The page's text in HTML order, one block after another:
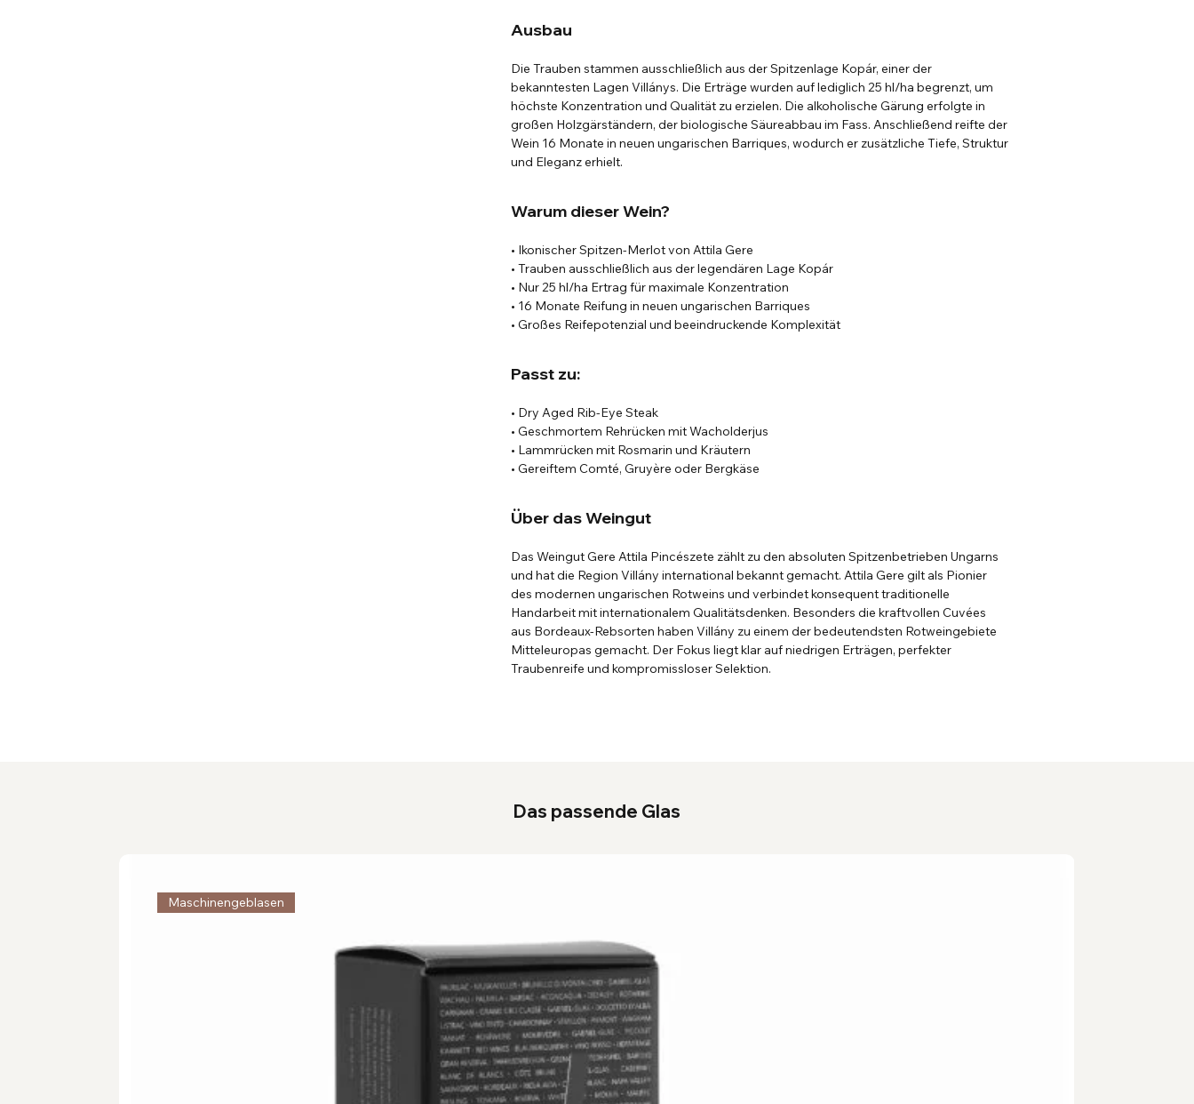
Das passende Glas
Maschinengeblasen
Ausbau
Die Trauben stammen ausschließlich aus der Spitzenlage Kopár, einer der
bekanntesten Lagen Villánys. Die Erträge wurden auf lediglich 25 hl/ha begrenzt, um
höchste Konzentration und Qualität zu erzielen. Die alkoholische Gärung erfolgte in
großen Holzgärständern, der biologische Säureabbau im Fass. Anschließend reifte der
Wein 16 Monate in neuen ungarischen Barriques, wodurch er zusätzliche Tiefe, Struktur
und Eleganz erhielt.
Warum dieser Wein?
• Ikonischer Spitzen-Merlot von Attila Gere
• Trauben ausschließlich aus der legendären Lage Kopár
• Nur 25 hl/ha Ertrag für maximale Konzentration
• 16 Monate Reifung in neuen ungarischen Barriques
• Großes Reifepotenzial und beeindruckende Komplexität
Passt zu:
• Dry Aged Rib-Eye Steak
• Geschmortem Rehrücken mit Wacholderjus
• Lammrücken mit Rosmarin und Kräutern
• Gereiftem Comté, Gruyère oder Bergkäse
Über das Weingut
Das Weingut Gere Attila Pincészete zählt zu den absoluten Spitzenbetrieben Ungarns
und hat die Region Villány international bekannt gemacht. Attila Gere gilt als Pionier
des modernen ungarischen Rotweins und verbindet konsequent traditionelle
Handarbeit mit internationalem Qualitätsdenken. Besonders die kraftvollen Cuvées
aus Bordeaux-Rebsorten haben Villány zu einem der bedeutendsten Rotweingebiete
Mitteleuropas gemacht. Der Fokus liegt klar auf niedrigen Erträgen, perfekter
Traubenreife und kompromissloser Selektion.